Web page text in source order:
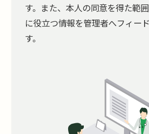
す。また、本人の同意を得た範
に役立つ情報を管理者へフィー
す。